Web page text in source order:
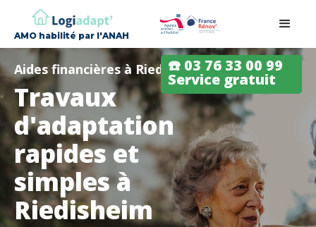
AMO habilité par l'ANAH
☎️ 03 76 33 00 99
Service gratuit
Aides financières à Riedisheim
Travaux
d'adaptation
rapides et
simples à
Riedisheim